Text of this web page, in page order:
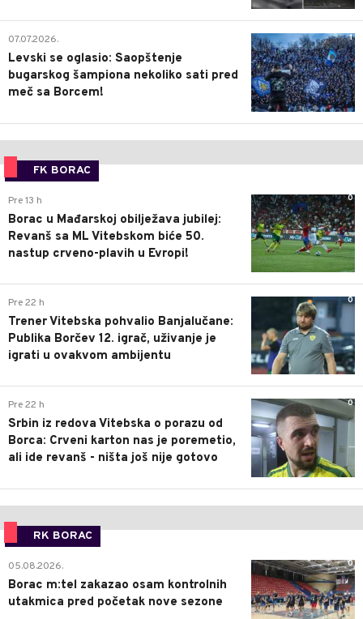
1
07.07.2026.
Levski se oglasio: Saopštenje
bugarskog šampiona nekoliko sati pred
meč sa Borcem!
FK BORAC
0
Pre 13 h
Borac u Mađarskoj obilježava jubilej:
Revanš sa ML Vitebskom biće 50.
nastup crveno-plavih u Evropi!
0
Pre 22 h
Trener Vitebska pohvalio Banjalučane:
Publika Borčev 12. igrač, uživanje je
igrati u ovakvom ambijentu
0
Pre 22 h
Srbin iz redova Vitebska o porazu od
Borca: Crveni karton nas je poremetio,
ali ide revanš - ništa još nije gotovo
RK BORAC
0
05.08.2026.
Borac m:tel zakazao osam kontrolnih
utakmica pred početak nove sezone